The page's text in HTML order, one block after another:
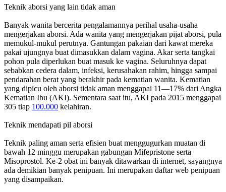
Teknik aborsi yang lain tidak aman
Banyak wanita bercerita pengalamannya perihal usaha-usaha
mengerjakan aborsi. Ada wanita yang mengerjakan pijat aborsi, pula
memukul-mukul perutnya. Gantungan pakaian dari kawat mereka
pakai ujungnya buat dimasukkan dalam vagina. Akar serta tangkai
pohon pula diperlukan buat masuk ke vagina. Seluruhnya dapat
sebabkan cedera dalam, infeksi, kerusahakan rahim, hingga sampai
pendarahan berat yang berakhir pada kematian wanita. Kematian
yang dipicu oleh aborsi tidak aman menggapai 11—17% dari Angka
Kematian Ibu (AKI). Sementara saat itu, AKI pada 2015 menggapai
305 tiap 100.000 kelahiran.
Teknik mendapati pil aborsi
Teknik paling aman serta efisien buat menggugurkan muatan di
bawah 12 minggu merupakan gabungan Mifepristone serta
Misoprostol. Ke-2 obat ini banyak ditawarkan di internet, sayangnya
ada demikian banyak penipuan. Ini merupakan daftar web penipuan
yang disampaikan.